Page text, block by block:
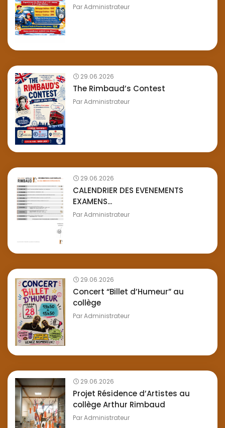
ParAdministrateur
29.06.2026
The Rimbaud’s Contest
ParAdministrateur
29.06.2026
CALENDRIER DES EVENEMENTS
EXAMENS...
ParAdministrateur
29.06.2026
Concert “Billet d’Humeur” au
collège
ParAdministrateur
29.06.2026
Projet Résidence d’Artistes au
collège Arthur Rimbaud
ParAdministrateur